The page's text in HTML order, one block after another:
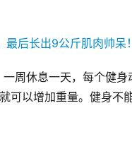
周休息一天，每个健
可以增加重量。健身不